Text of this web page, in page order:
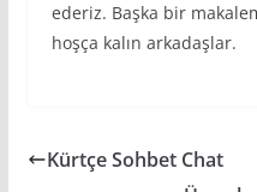
ederiz. Başka bir
hoşça kalın arkadaşlar.
Kürtçe Sohbet Chat